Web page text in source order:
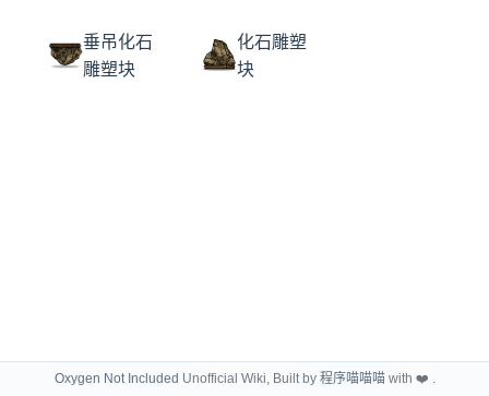
垂吊化石
雕塑块
化石雕塑
块
Oxygen Not Included Unofficial Wiki, Built by 程序喵喵喵with ❤️ .